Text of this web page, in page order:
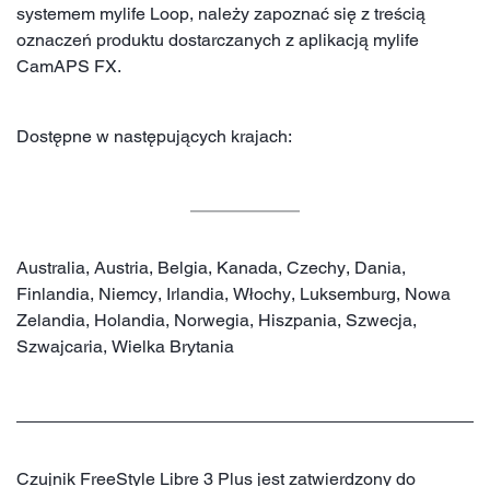
systemem mylife Loop, należy zapoznać się z treścią
oznaczeń produktu dostarczanych z aplikacją mylife
CamAPS FX.
Dostępne w następujących krajach:
Australia, Austria, Belgia, Kanada, Czechy, Dania,
Finlandia, Niemcy, Irlandia, Włochy, Luksemburg, Nowa
Zelandia, Holandia, Norwegia, Hiszpania, Szwecja,
Szwajcaria, Wielka Brytania
Czujnik FreeStyle Libre 3 Plus jest zatwierdzony do